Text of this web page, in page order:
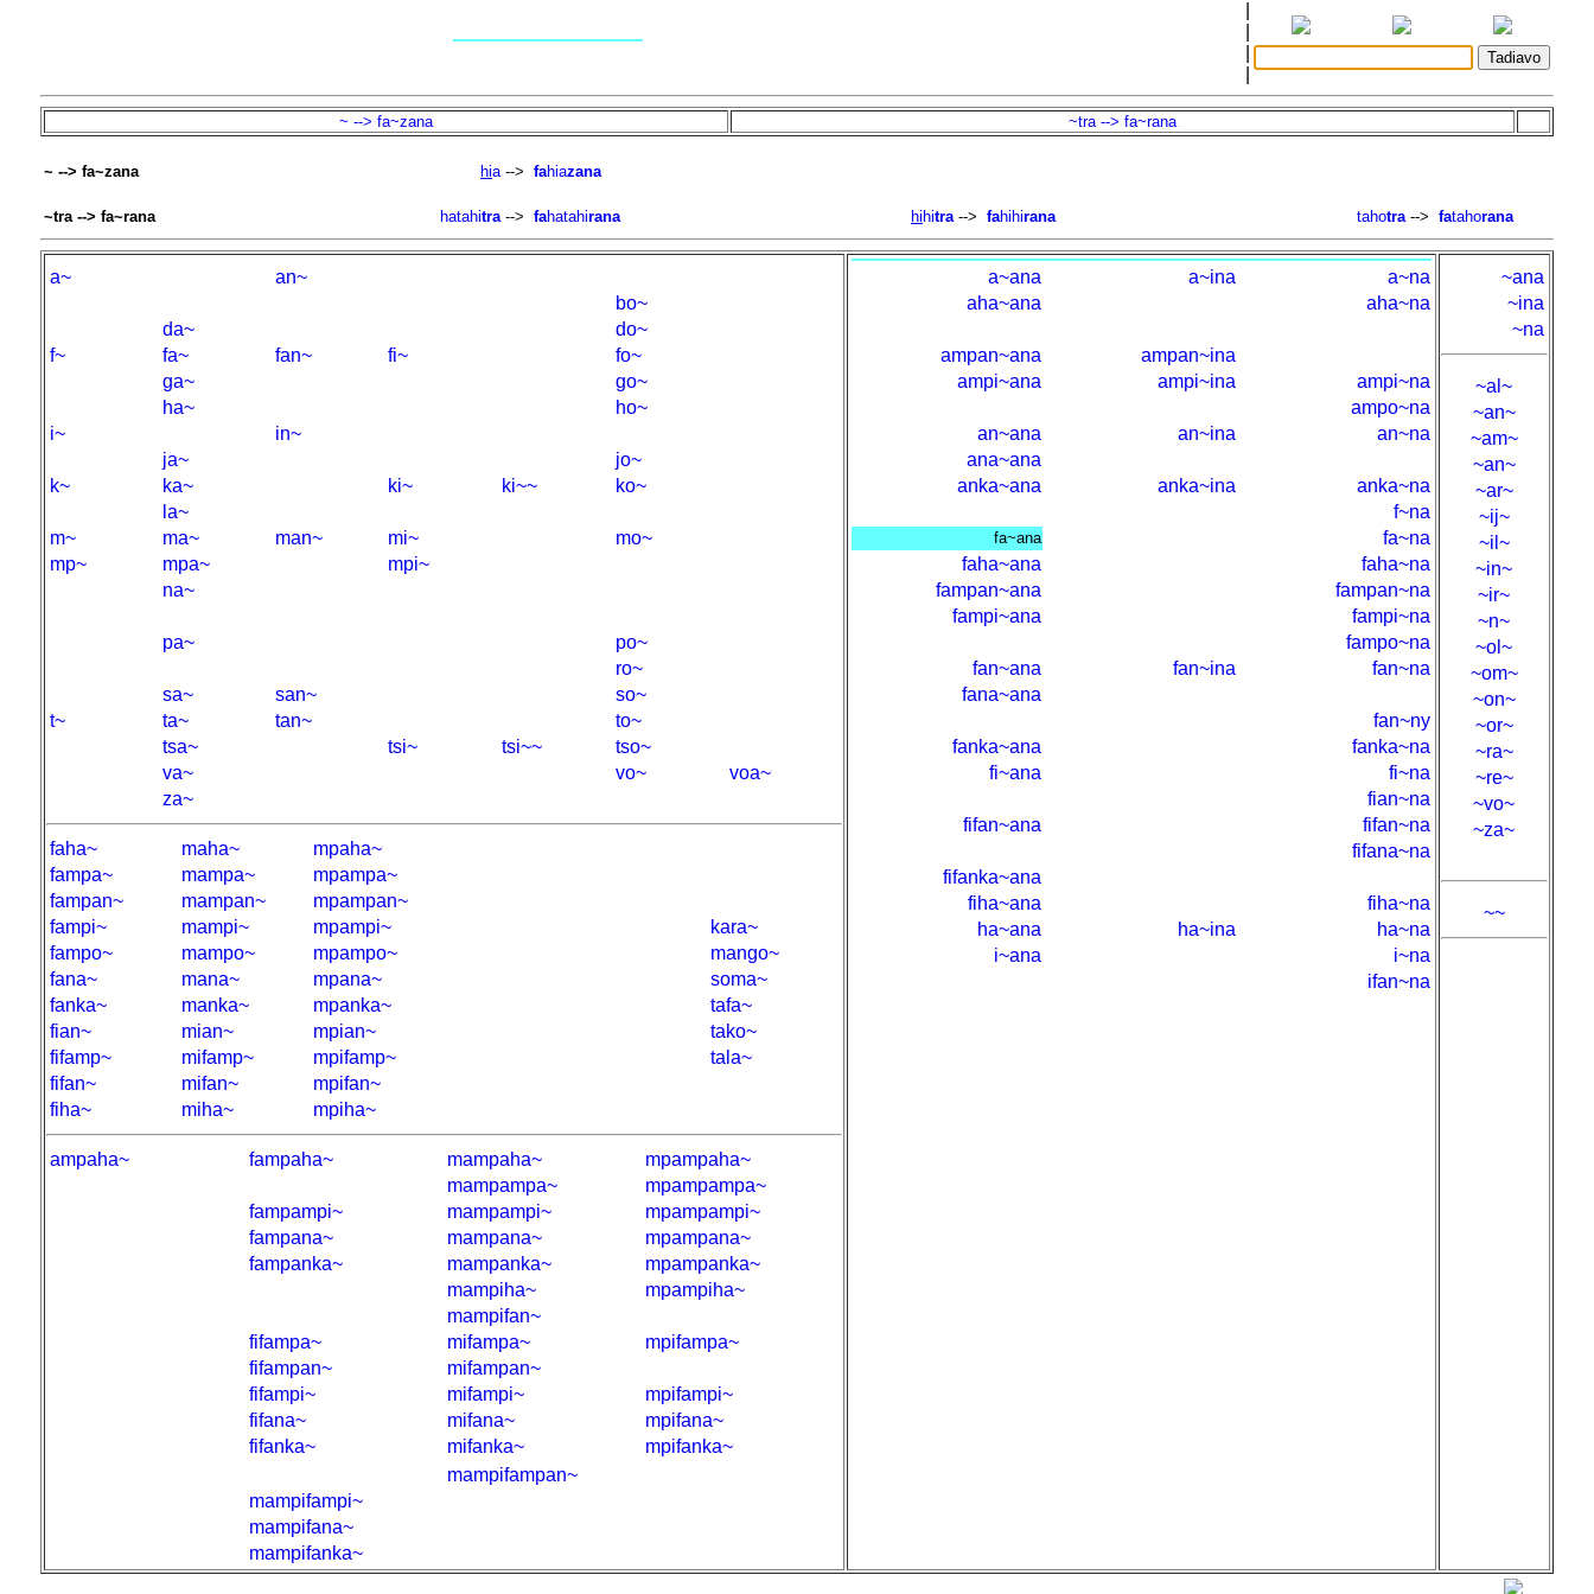
~ --> fa~zana ~tra --> fa~rana
~ --> fa~zana hia--> fahiazana
~tra --> fa~rana hatahitra--> fahatahirana hi hitra--> fahihirana tahotra--> fatahorana
a~
an~
bo~
da~
do~
f~
fa~ fan~ fi~
fo~
ga~
go~
ha~
ho~
i~
in~
ja~
jo~
k~
ka~ ki~ ki~~
ko~
la~
m~
ma~ man~ mi~
mo~
mp~
mpa~
mpi~
na~
pa~
po~
ro~
sa~
san~
so~
t~
ta~ tan~
to~
tsa~
tsi~ tsi~~
tso~
va~
vo~
voa~
za~
faha~ maha~
mpaha~
fampa~
mampa~
mpampa~
fampan~
mampan~
mpampan~
fampi~
mampi~ mpampi~
kara~
fampo~
mampo~ mpampo~
mango~
fana~
mana~ mpana~
soma~
fanka~
manka~ mpanka~
tafa~
fian~
mian~ mpian~
tako~
fifamp~
mifamp~ mpifamp~
tala~
fifan~
mifan~
mpifan~
fiha~
miha~ mpiha~
ampaha~ fampaha~ mampaha~
mpampaha~
mampampa~
mpampampa~
fampampi~
mampampi~
mpampampi~
fampana~
mampana~
mpampana~
fampanka~
mampanka~
mpampanka~
mampiha~
mpampiha~
mampifan~
fifampa~
mifampa~
mpifampa~
fifampan~
mifampan~
fifampi~
mifampi~
mpifampi~
fifana~
mifana~
mpifana~
fifanka~
mifanka~
mpifanka~
mampifampan~
mampifampi~
mampifana~
mampifanka~
a~ana a~ina
a~na
aha~ana
aha~na
ampan~ana
ampan~ina
ampi~ana
ampi~ina
ampi~na
ampo~na
an~ana
an~ina
an~na
ana~ana
anka~ana
anka~ina
anka~na
f~na
fa~ana
fa~na
faha~ana
faha~na
fampan~ana
fampan~na
fampi~ana
fampi~na
fampo~na
fan~ana
fan~ina
fan~na
fana~ana
fan~ny
fanka~ana
fanka~na
fi~ana
fi~na
fian~na
fifan~ana
fifan~na
fifana~na
fifanka~ana
fiha~ana
fiha~na
ha~ana
ha~ina
ha~na
i~ana
i~na
ifan~na
~ana
~ina
~na
~al~
~an~
~am~
~an~
~ar~
~ij~
~il~
~in~
~ir~
~n~
~ol~
~om~
~on~
~or~
~ra~
~re~
~vo~
~za~
~~